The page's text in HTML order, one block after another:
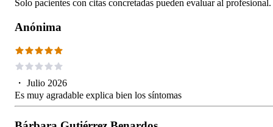
Solo pacientes con citas concretadas pueden evaluar al profesional.
Anónima
・ Julio 2026
Es muy agradable explica bien los síntomas